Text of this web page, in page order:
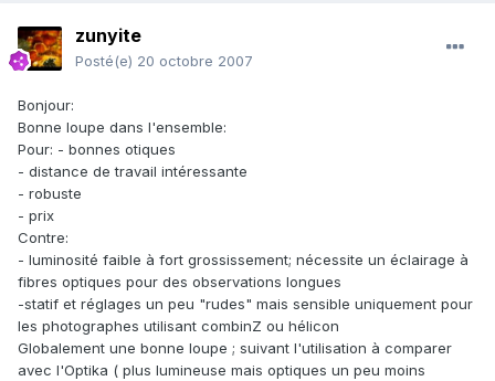
zunyite
Posté(e) 20 octobre 2007
Bonjour:
Bonne loupe dans l'ensemble:
Pour: - bonnes otiques
- distance de travail intéressante
- robuste
- prix
Contre:
- luminosité faible à fort grossissement; nécessite un éclairage à
fibres optiques pour des observations longues
-statif et réglages un peu "rudes" mais sensible uniquement pour
les photographes utilisant combinZ ou hélicon
Globalement une bonne loupe ; suivant l'utilisation à comparer
avec l'Optika ( plus lumineuse mais optiques un peu moins